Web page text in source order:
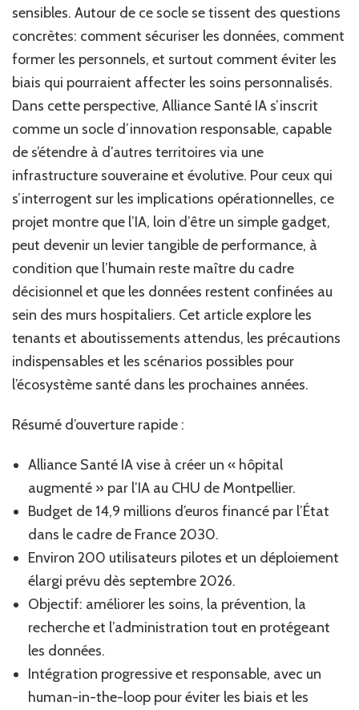
sensibles. Autour de ce socle se tissent des questions
concrètes: comment sécuriser les données, comment
former les personnels, et surtout comment éviter les
biais qui pourraient affecter les soins personnalisés.
Dans cette perspective, Alliance Santé IA s’inscrit
comme un socle d’innovation responsable, capable
de s’étendre à d’autres territoires via une
infrastructure souveraine et évolutive. Pour ceux qui
s’interrogent sur les implications opérationnelles, ce
projet montre que l’IA, loin d’être un simple gadget,
peut devenir un levier tangible de performance, à
condition que l’humain reste maître du cadre
décisionnel et que les données restent confinées au
sein des murs hospitaliers. Cet article explore les
tenants et aboutissements attendus, les précautions
indispensables et les scénarios possibles pour
l’écosystème santé dans les prochaines années.
Résumé d’ouverture rapide :
Alliance Santé IA vise à créer un « hôpital
augmenté » par l’IA au CHU de Montpellier.
Budget de 14,9 millions d’euros financé par l’État
dans le cadre de France 2030.
Environ 200 utilisateurs pilotes et un déploiement
élargi prévu dès septembre 2026.
Objectif: améliorer les soins, la prévention, la
recherche et l’administration tout en protégeant
les données.
Intégration progressive et responsable, avec un
human-in-the-loop pour éviter les biais et les